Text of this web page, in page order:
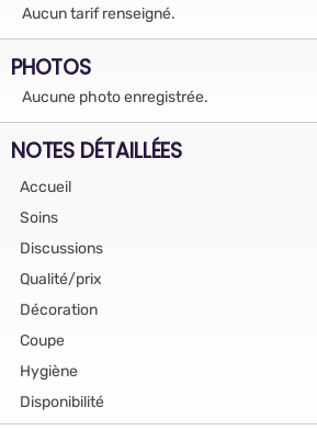
Aucun tarif renseigné.
PHOTOS
Aucune photo enregistrée.
NOTES DÉTAILLÉES
Accueil
Soins
Discussions
Qualité/prix
Décoration
Coupe
Hygiène
Disponibilité